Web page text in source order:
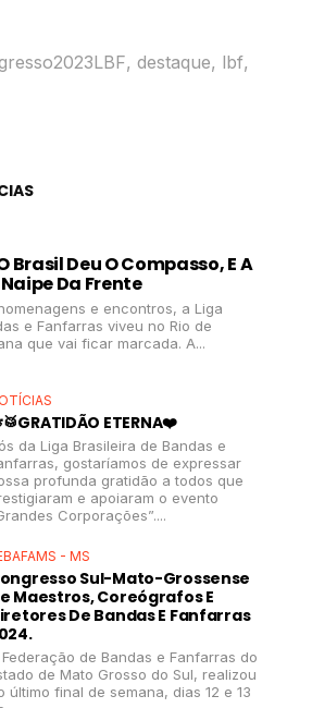
, destaque, lbf,
Brasil Deu O Compasso, E A
Naipe Da Frente
e encontros, a Liga
e Fanfarras viveu no Rio de
que vai ficar marcada. A...
ETERNA❤️
da Liga Brasileira de Bandas e
gostaríamos de expressar
profunda gratidão a todos que
e apoiaram o evento
Corporações”....
- MS
Sul-Mato-Grossense
Maestros, Coreógrafos E
De Bandas E Fanfarras
Federação de Bandas e Fanfarras do
de Mato Grosso do Sul, realizou
último final de semana, dias 12 e 13